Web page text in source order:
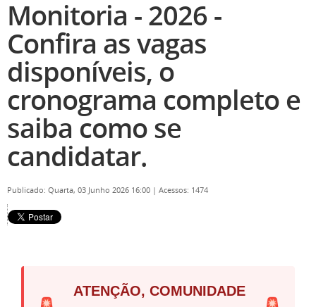
Monitoria - 2026 -
Confira as vagas
disponíveis, o
cronograma completo e
saiba como se
candidatar.
Publicado: Quarta, 03 Junho 2026 16:00 | Acessos: 1474
ATENÇÃO, COMUNIDADE